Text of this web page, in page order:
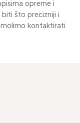
opreme i
što precizniji i
kontaktirati